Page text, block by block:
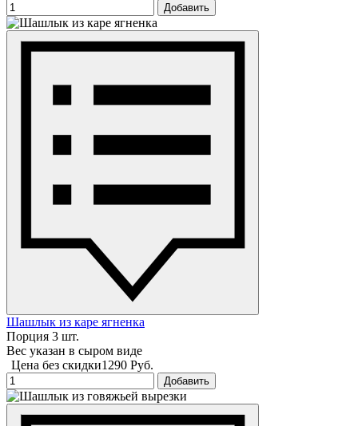
Добавить
Шашлык из каре ягненка
Порция 3 шт.
Вес указан в сыром виде
Цена без скидки1290 Руб.
Добавить